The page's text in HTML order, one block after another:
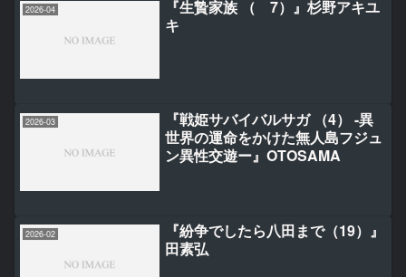
2026-04
『生贄家族 （ 7）』杉野アキユ
キ
2026-03
『戦姫サバイバルサガ （4） -異
世界の運命をかけた無人島フジュ
ン異性交遊ー』OTOSAMA
2026-02
『紛争でしたら八田まで（19）』
田素弘